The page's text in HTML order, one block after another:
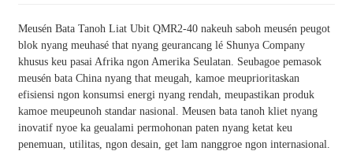
Meusén Bata Tanoh Liat Ubit QMR2-40 nakeuh saboh meusén peugot
blok nyang meuhasé that nyang geurancang lé Shunya Company
khusus keu pasai Afrika ngon Amerika Seulatan. Seubagoe pemasok
meusén bata China nyang that meugah, kamoe meuprioritaskan
efisiensi ngon konsumsi energi nyang rendah, meupastikan produk
kamoe meupeunoh standar nasional. Meusen bata tanoh kliet nyang
inovatif nyoe ka geualami permohonan paten nyang ketat keu
penemuan, utilitas, ngon desain, get lam nanggroe ngon internasional.